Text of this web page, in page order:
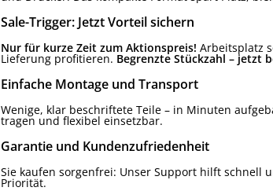
Sale-Trigger: Jetzt Vorteil sichern
Nur für kurze Zeit zum Aktionspreis! Arbeitsplatz
Lieferung profitieren. Begrenzte Stückzahl – jetzt
Einfache Montage und Transport
Wenige, klar beschriftete Teile – in Minuten
tragen und flexibel einsetzbar.
Garantie und Kundenzufriedenheit
Sie kaufen sorgenfrei: Unser Support hilft schnell
Priorität.